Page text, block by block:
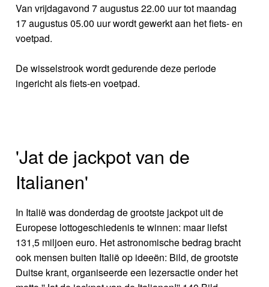
Van vrijdagavond 7 augustus 22.00 uur tot maandag
17 augustus 05.00 uur wordt gewerkt aan het fiets- en
voetpad.
De wisselstrook wordt gedurende deze periode
ingericht als fiets-en voetpad.
'Jat de jackpot van de
Italianen'
In Italië was donderdag de grootste jackpot uit de
Europese lottogeschiedenis te winnen: maar liefst
131,5 miljoen euro. Het astronomische bedrag bracht
ook mensen buiten Italië op ideeën: Bild, de grootste
Duitse krant, organiseerde een lezersactie onder het